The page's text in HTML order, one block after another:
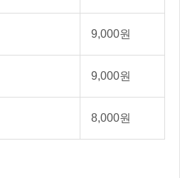
9,000원
9,000원
8,000원